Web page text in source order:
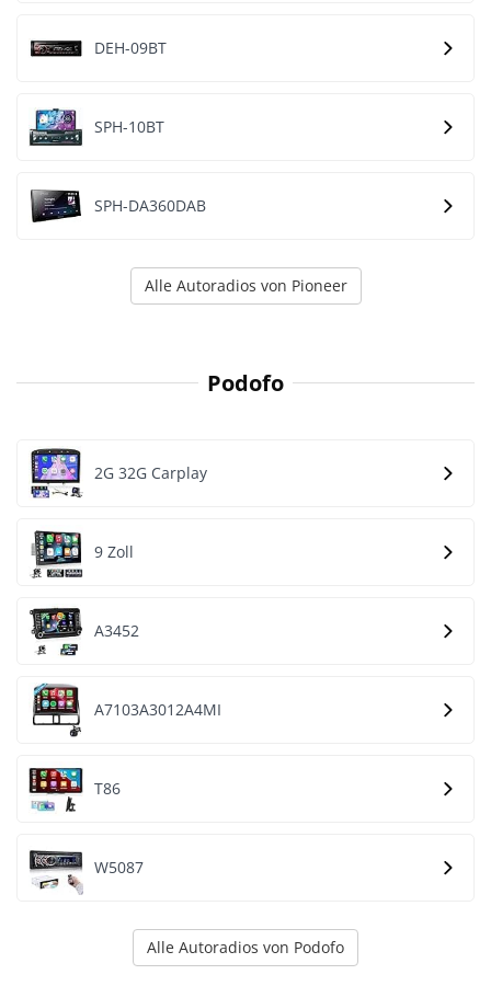
DEH-09BT
SPH-10BT
SPH-DA360DAB
Alle Autoradios von Pioneer
Podofo
2G 32G Carplay
9 Zoll
A3452
A7103A3012A4MI
T86
W5087
Alle Autoradios von Podofo